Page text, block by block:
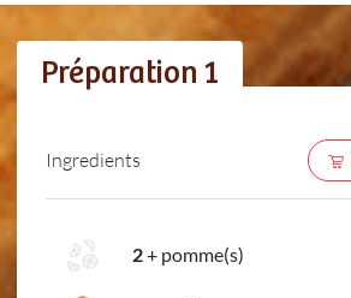
Préparation 1
Ingredients
2+ pomme(s)